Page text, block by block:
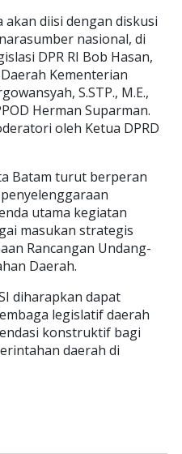
akan diisi dengan diskusi
nasional, di
DPR RI Bob Hasan,
Kementerian
S.STP., M.E.,
Herman Suparman.
oleh Ketua DPRD
Batam turut berperan
utama kegiatan
masukan strategis
Rancangan Undang-
Daerah.
diharapkan dapat
legislatif daerah
konstruktif bagi
daerah di